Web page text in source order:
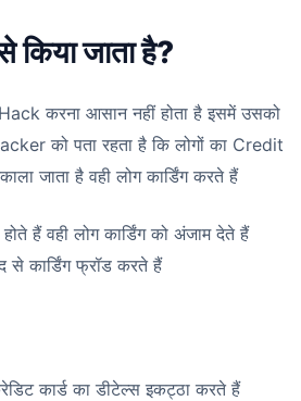
जाता है?
करना आसान नहीं होता है इसमें उसको
को पता रहता है कि लोगों का Credit
जाता है वही लोग कार्डिंग करते हैं
हैं वही लोग कार्डिंग को अंजाम देते हैं
से कार्डिंग फ्रॉड करते हैं
कार्ड का डीटेल्स इकट्ठा करते हैं